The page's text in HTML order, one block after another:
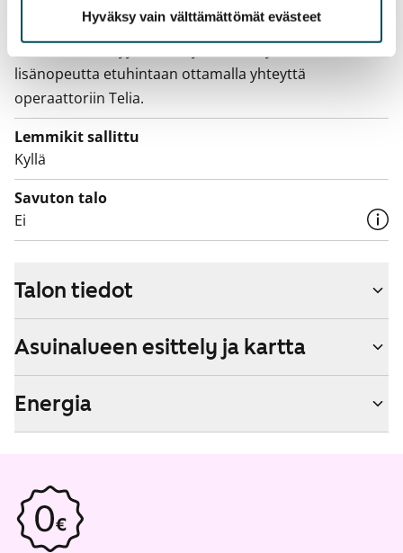
Hyväksy vain välttämättömät evästeet
Laajakaista
Vuokraan sisältyy 50 M laajakaistaliittymä. Voit hankkia
lisänopeutta etuhintaan ottamalla yhteyttä
operaattoriin Telia.
Lemmikit sallittu
Kyllä
Savuton talo
Ei
Talon tiedot
Asuinalueen esittely ja kartta
Energia